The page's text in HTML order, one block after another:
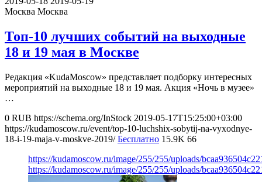
Москва Москва
Топ-10 лучших событий на выходные
18 и 19 мая в Москве
Редакция «KudaMoscow» представляет подборку интересных
мероприятий на выходные 18 и 19 мая. Акция «Ночь в музее»
…
0 RUB https://schema.org/InStock 2019-05-17T15:25:00+03:00
https://kudamoscow.ru/event/top-10-luchshix-sobytij-na-vyxodnye-
18-i-19-maja-v-moskve-2019/ Бесплатно 15.9K 66
https://kudamoscow.ru/image/255/255/uploads/
https://kudamoscow.ru/image/255/255/uploads/